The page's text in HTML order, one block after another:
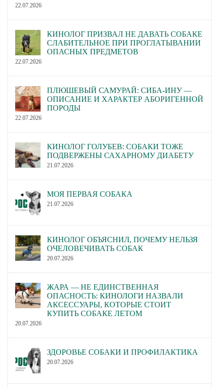
22.07.2026
КИНОЛОГ ПРИЗВАЛ НЕ ДАВАТЬ СОБАКЕ
СЛАБИТЕЛЬНОЕ ПРИ ПРОГЛАТЫВАНИИ
ОПАСНЫХ ПРЕДМЕТОВ
22.07.2026
ПЛЮШЕВЫЙ САМУРАЙ: СИБА-ИНУ —
ОПИСАНИЕ И ХАРАКТЕР АБОРИГЕННОЙ
ПОРОДЫ
22.07.2026
КИНОЛОГ ГОЛУБЕВ: СОБАКИ ТОЖЕ
ПОДВЕРЖЕНЫ САХАРНОМУ ДИАБЕТУ
21.07.2026
МОЯ ПЕРВАЯ СОБАКА
21.07.2026
КИНОЛОГ ОБЪЯСНИЛ, ПОЧЕМУ НЕЛЬЗЯ
ОЧЕЛОВЕЧИВАТЬ СОБАК
20.07.2026
ЖАРА — НЕ ЕДИНСТВЕННАЯ
ОПАСНОСТЬ: КИНОЛОГИ НАЗВАЛИ
АКСЕССУАРЫ, КОТОРЫЕ СТОИТ
КУПИТЬ СОБАКЕ ЛЕТОМ
20.07.2026
ЗДОРОВЬЕ СОБАКИ И ПРОФИЛАКТИКА
20.07.2026